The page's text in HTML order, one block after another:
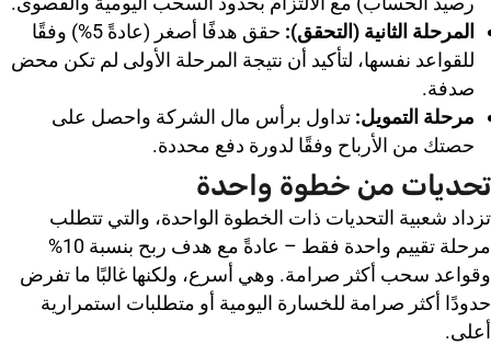
المرحلة الثانية (التحقق):
حقق هدفًا أصغر (عادةً 5%) وفقًا
للقواعد نفسها، لتأكيد أن نتيجة المرحلة الأولى لم تكن محض
صدفة.
مرحلة التمويل: تداول برأس مال الشركة واحصل على
حصتك من الأرباح وفقًا لدورة دفع محددة.
تحديات من خطوة واحدة
تزداد شعبية التحديات ذات الخطوة الواحدة، والتي تتطلب
مرحلة تقييم واحدة فقط – عادةً مع هدف ربح بنسبة 10%
وقواعد سحب أكثر صرامة. وهي أسرع، ولكنها غالبًا ما تفرض
حدودًا أكثر صرامة للخسارة اليومية أو متطلبات استمرارية
أعلى.